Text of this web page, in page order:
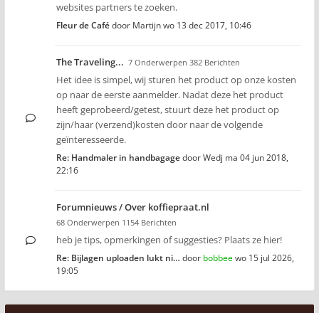
websites partners te zoeken.
Fleur de Cafédoor Martijnwo 13 dec 2017, 10:46
The Traveling... 7 Onderwerpen 382 Berichten
Het idee is simpel, wij sturen het product op onze kosten
op naar de eerste aanmelder. Nadat deze het product
heeft geprobeerd/getest, stuurt deze het product op
zijn/haar (verzend)kosten door naar de volgende
geïnteresseerde.
Re: Handmaler in handbagagedoorWedj ma 04 jun 2018,
22:16
Forumnieuws / Over koffiepraat.nl
68 Onderwerpen 1154 Berichten
heb je tips, opmerkingen of suggesties? Plaats ze hier!
Re: Bijlagen uploaden lukt ni… door bobbeewo 15 jul 2026,
19:05